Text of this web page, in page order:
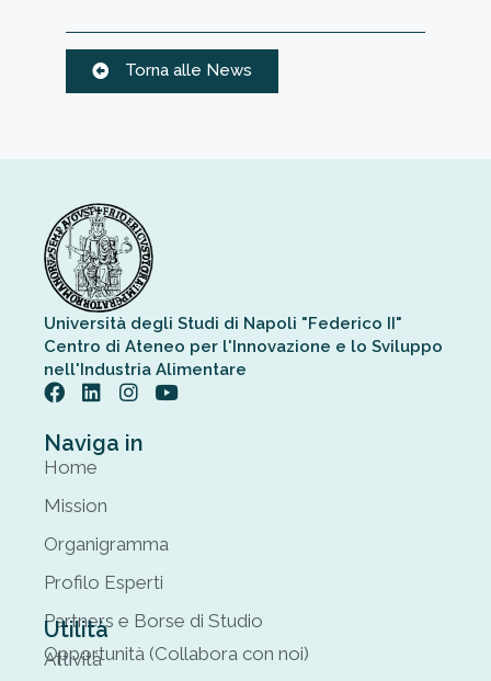
Torna alle News
Università degli Studi di Napoli "Federico II"
Centro di Ateneo per l'Innovazione e lo Sviluppo
nell'Industria Alimentare
Naviga in
Home
Mission
Organigramma
Profilo Esperti
Partners e Borse di Studio
Attività
Utilità
Opportunità (Collabora con noi)